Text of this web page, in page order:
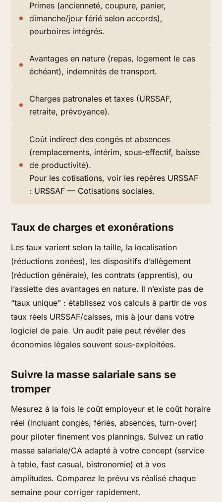
Primes (ancienneté, coupure, panier,
dimanche/jour férié selon accords),
pourboires intégrés.
Avantages en nature (repas, logement le cas
échéant), indemnités de transport.
Charges patronales et taxes (URSSAF,
retraite, prévoyance).
Coût indirect des congés et absences
(remplacements, intérim, sous-effectif, baisse
de productivité).
Pour les cotisations, voir les repères URSSAF
: URSSAF — Cotisations sociales.
Taux de charges et exonérations
Les taux varient selon la taille, la localisation
(réductions zonées), les dispositifs d’allègement
(réduction générale), les contrats (apprentis), ou
l’assiette des avantages en nature. Il n’existe pas de
“taux unique” : établissez vos calculs à partir de vos
taux réels URSSAF/caisses, mis à jour dans votre
logiciel de paie. Un audit paie peut révéler des
économies légales souvent sous-exploitées.
Suivre la masse salariale sans se
tromper
Mesurez à la fois le coût employeur et le coût horaire
réel (incluant congés, fériés, absences, turn-over)
pour piloter finement vos plannings. Suivez un ratio
masse salariale/CA adapté à votre concept (service
à table, fast casual, bistronomie) et à vos
amplitudes. Comparez le prévu vs réalisé chaque
semaine pour corriger rapidement.